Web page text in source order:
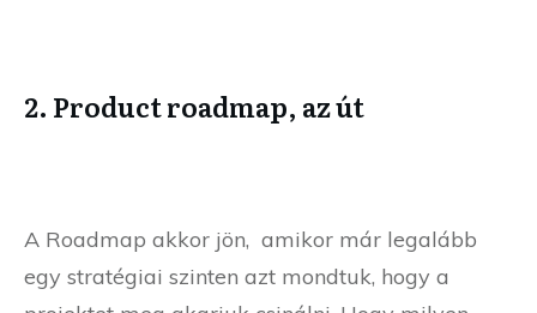
2. Product roadmap, az út
A Roadmap akkor jön, amikor már legalább
egy stratégiai szinten azt mondtuk, hogy a